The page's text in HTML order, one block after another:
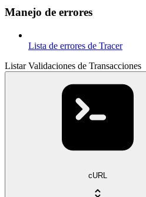
Manejo de errores
Lista de errores de Tracer
Listar Validaciones de Transacciones
cURL